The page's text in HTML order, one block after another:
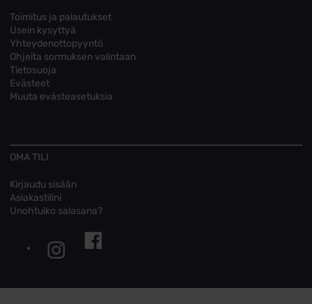
Toimitus ja palautukset
Usein kysyttyä
Yhteydenottopyyntö
Ohjeita sormuksen valintaan
Tietosuoja
Evästeet
Muuta evästeasetuksia
OMA TILI
Kirjaudu sisään
Asiakastilini
Unohtuiko salasana?